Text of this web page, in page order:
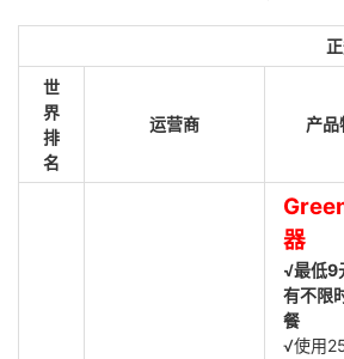
世
界
排
名
运营商 产品
器
√最低9
有不限
餐
√使用